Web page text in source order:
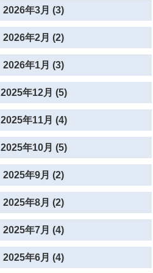
2026年3月 (3)
2026年2月 (2)
2026年1月 (3)
2025年12月 (5)
2025年11月 (4)
2025年10月 (5)
2025年9月 (2)
2025年8月 (2)
2025年7月 (4)
2025年6月 (4)